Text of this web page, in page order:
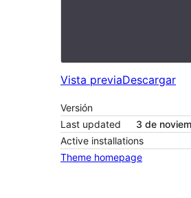
Vista previaDescargar
Versión
Last updated
3 de
Active installations
Theme homepage